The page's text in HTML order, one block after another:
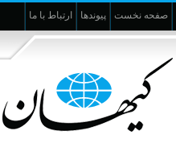
صفحه نخست پیوندها ارتباط با ما